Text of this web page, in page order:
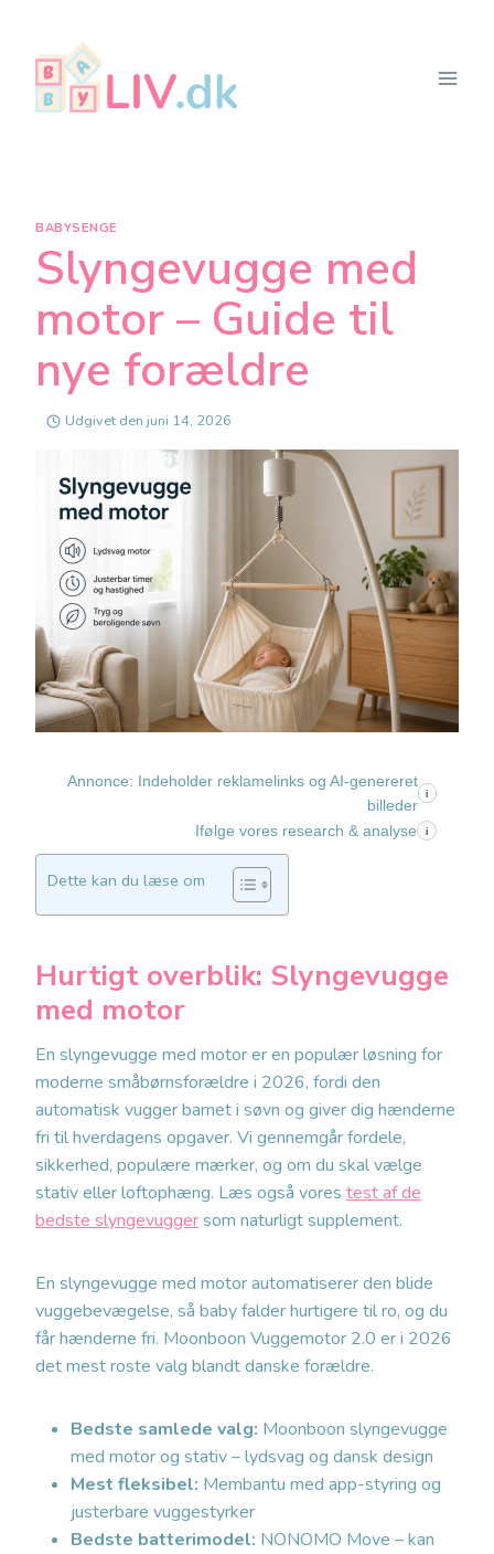
indhold
BABYSENGE
Slyngevugge med
motor – Guide til
nye forældre
Udgivet den juni 14, 2026
Annonce: Indeholder reklamelinks og AI-genereret
billeder
i
Ifølge vores research & analyse i
Dette kan du læse om
Hurtigt overblik: Slyngevugge
med motor
En slyngevugge med motor er en populær løsning for
moderne småbørnsforældre i 2026, fordi den
automatisk vugger barnet i søvn og giver dig hænderne
fri til hverdagens opgaver. Vi gennemgår fordele,
sikkerhed, populære mærker, og om du skal vælge
stativ eller loftophæng. Læs også vores test af de
bedste slyngevuggersom naturligt supplement.
En slyngevugge med motor automatiserer den blide
vuggebevægelse, så baby falder hurtigere til ro, og du
får hænderne fri. Moonboon Vuggemotor 2.0 er i 2026
det mest roste valg blandt danske forældre.
Bedste samlede valg: Moonboon slyngevugge
med motor og stativ – lydsvag og dansk design
Mest fleksibel: Membantu med app-styring og
justerbare vuggestyrker
Bedste batterimodel: NONOMO Move – kan